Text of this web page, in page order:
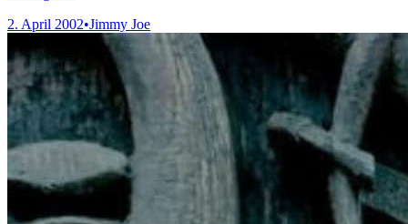
2. April 2002•Jimmy Joe